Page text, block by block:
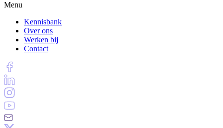
Menu
Kennisbank
Over ons
Werken bij
Contact